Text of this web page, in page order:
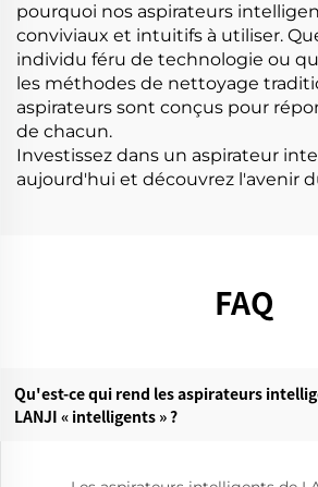
pourquoi nos aspirateurs
conviviaux et intuitifs à utiliser.
individu féru de technologie ou
les méthodes de nettoyage
aspirateurs sont conçus pour
de chacun.
Investissez dans un aspirateur
aujourd'hui et découvrez l'avenir
FAQ
Qu'est-ce qui rend les aspirateurs
LANJI « intelligents » ?